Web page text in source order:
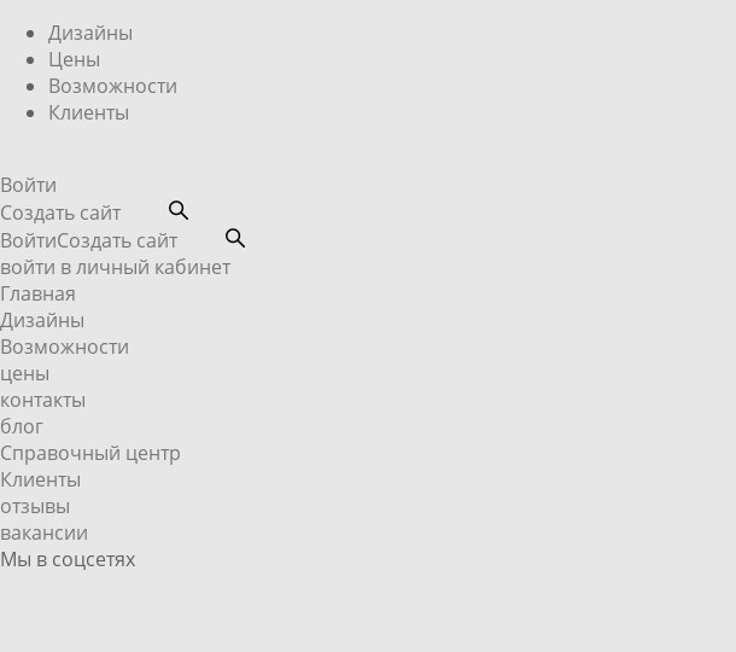
Дизайны
Цены
Возможности
Клиенты
Войти
Создать сайт
ВойтиСоздать сайт
войти в личный кабинет
Главная
Дизайны
Возможности
цены
контакты
блог
Справочный центр
Клиенты
отзывы
вакансии
Мы в соцсетях